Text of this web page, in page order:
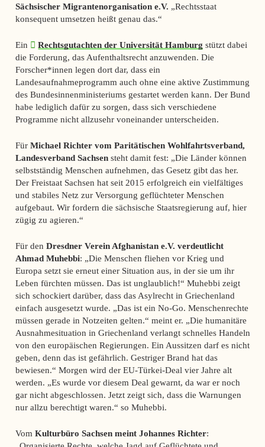
Sächsischer Migrantenorganisation e.V. „Rechtsstaat
konsequent umsetzen heißt genau das.“
Ein Rechtsgutachten der Universität Hamburg stützt dabei
die Forderung, das Aufenthaltsrecht anzuwenden. Die
Forscher*innen legen dort dar, dass ein
Landesaufnahmeprogramm auch ohne eine aktive Zustimmung
des Bundesinnenministeriums gestartet werden kann. Der Bund
habe lediglich dafür zu sorgen, dass sich verschiedene
Programme nicht allzusehr voneinander unterscheiden.
Für Michael Richter vom Paritätischen Wohlfahrtsverband,
Landesverband Sachsensteht damit fest: „Die Länder können
selbstständig Menschen aufnehmen, das Gesetz gibt das her.
Der Freistaat Sachsen hat seit 2015 erfolgreich ein vielfältiges
und stabiles Netz zur Versorgung geflüchteter Menschen
aufgebaut. Wir fordern die sächsische Staatsregierung auf, hier
zügig zu agieren.“
Für den Dresdner Verein Afghanistan e.V. verdeutlicht
Ahmad Muhebbi: „Die Menschen fliehen vor Krieg und
Europa setzt sie erneut einer Situation aus, in der sie um ihr
Leben fürchten müssen. Das ist unglaublich!“ Muhebbi zeigt
sich schockiert darüber, dass das Asylrecht in Griechenland
einfach ausgesetzt wurde. „Das ist ein No-Go. Menschenrechte
müssen gerade in Notzeiten gelten.“ meint er. „Die humanitäre
Ausnahmesituation in Griechenland verlangt schnelles Handeln
von den europäischen Regierungen. Ein Aussitzen darf es nicht
geben, denn das ist gefährlich. Gestriger Brand hat das
bewiesen.“ Morgen wird der EU-Türkei-Deal vier Jahre alt
werden. „Es wurde vor diesem Deal gewarnt, da war er noch
gar nicht abgeschlossen. Jetzt zeigt sich, dass die Warnungen
nur allzu berechtigt waren.“ so Muhebbi.
Vom Kulturbüro Sachsen meint Johannes Richter: